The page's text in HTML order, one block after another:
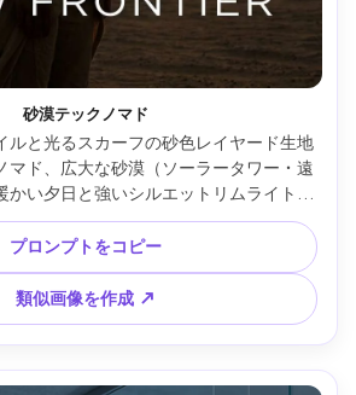
砂漠テックノマド
ルと光るスカーフの砂色レイヤード生地
マド、広大な砂漠（ソーラータワー・遠
かい夕日と強いシルエットリムライト、
フィ（「NEW FRONTIER」）、Canon
ズ、映画的グレイン、高級ポスター配置
とバランス --ar 4:5
プロンプトをコピー
類似画像を作成 ↗